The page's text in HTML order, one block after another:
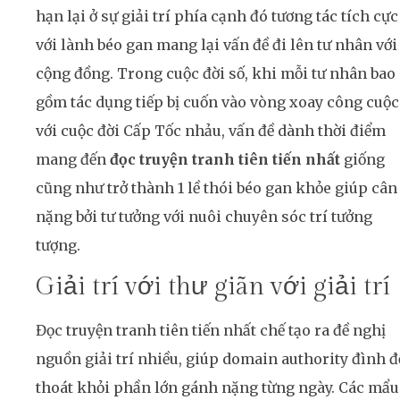
hạn lại ở sự giải trí phía cạnh đó tương tác tích cực
với lành béo gan mang lại vấn đề đi lên tư nhân với
cộng đồng. Trong cuộc đời số, khi mỗi tư nhân bao
gồm tác dụng tiếp bị cuốn vào vòng xoay công cuộc
với cuộc đời Cấp Tốc nhảu, vấn đề dành thời điểm
mang đến đọc truyện tranh tiên tiến nhất giống
cũng như trở thành 1 lề thói béo gan khỏe giúp cân
nặng bởi tư tưởng với nuôi chuyên sóc trí tưởng
tượng.
Giải trí với thư giãn với giải trí
Đọc truyện tranh tiên tiến nhất chế tạo ra đề nghị
nguồn giải trí nhiều, giúp domain authority đình
thoát khỏi phần lớn gánh nặng từng ngày. Các mẩu